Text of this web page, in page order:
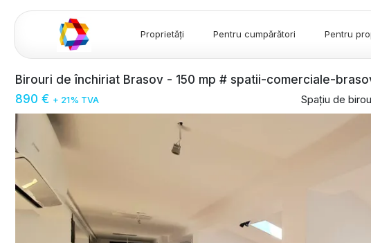
Proprietăți Pentru cumpărători Pentru
Birouri de închiriat Brasov - 150 mp # spatii-comerciale-
890 € + 21% TVA Spațiu de